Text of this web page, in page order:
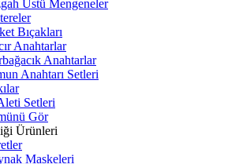
Üstü Mengeneler
Bıçakları
Anahtarlar
Anahtarlar
Anahtarı Setleri
Setleri
Gör
Ürünleri
Maskeleri